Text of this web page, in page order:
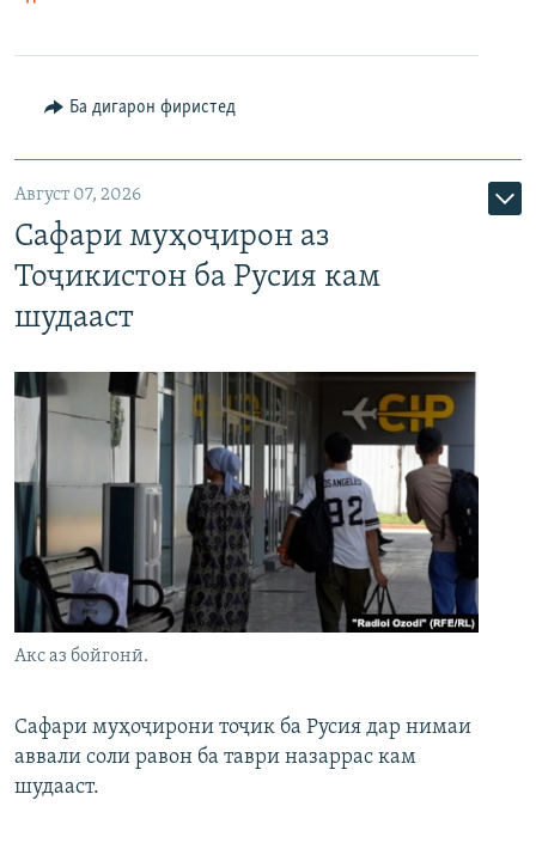
Ба дигарон фиристед
Август 07, 2026
Сафари муҳоҷирон аз
Тоҷикистон ба Русия кам
шудааст
Акс аз бойгонӣ.
Сафари муҳоҷирони тоҷик ба Русия дар нимаи
аввали соли равон ба таври назаррас кам
шудааст.